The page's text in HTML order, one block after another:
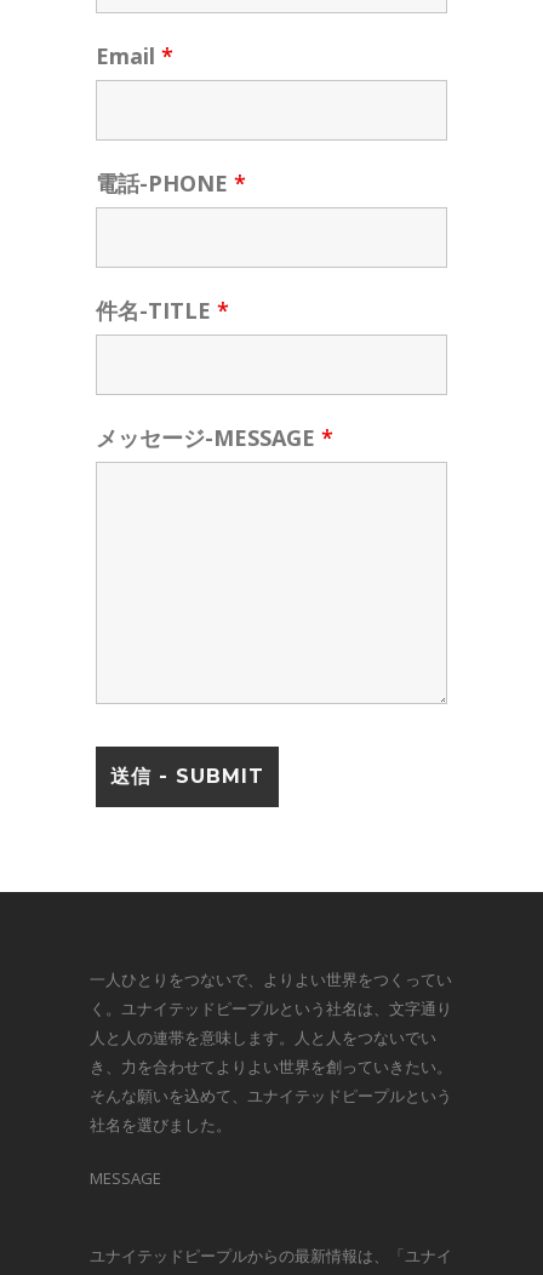
Email *
電話-PHONE *
件名-TITLE *
メッセージ-MESSAGE *
一人ひとりをつないで、よりよい世界をつくってい
く。ユナイテッドピープルという社名は、文字通り
人と人の連帯を意味します。人と人をつないでい
き、力を合わせてよりよい世界を創っていきたい。
そんな願いを込めて、ユナイテッドピープルという
社名を選びました。
MESSAGE
ユナイテッドピープルからの最新情報は、「ユナイ